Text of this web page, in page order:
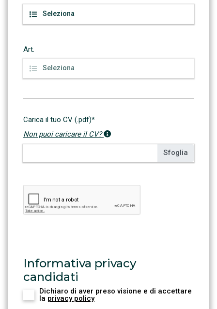
Art.
Carica il tuo CV (.pdf)*
Non puoi caricare il CV?
Informativa privacy
candidati
Dichiaro di aver preso visione e di accettare
la privacy policy